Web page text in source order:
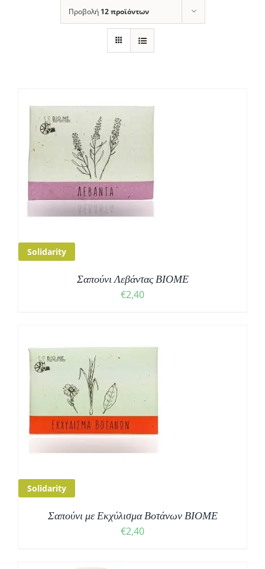
Προβολή 12 προϊόντων
Solidarity
Σαπούνι Λεβάντας ΒΙΟΜΕ
€2,40
Solidarity
Σαπούνι με Εκχύλισμα Βοτάνων ΒΙΟΜΕ
€2,40